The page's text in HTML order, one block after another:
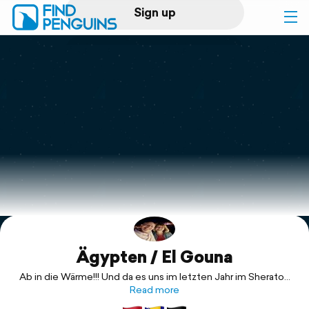
Sign up
Log in
Print a book
Flyover video
Explore
SupportÄgypten / El Gouna
Ab in die Wärme!!! Und da es uns im letzten Jahr im Sheraton
Miramar/El Gouna so gut gefallen hat, haben wir heuer für 3
gebucht.
Read more